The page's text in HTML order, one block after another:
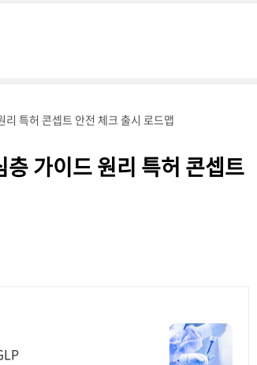
리 특허 콘셉트 안전 체크 출시 로드맵
층 가이드 원리 특허 콘셉트